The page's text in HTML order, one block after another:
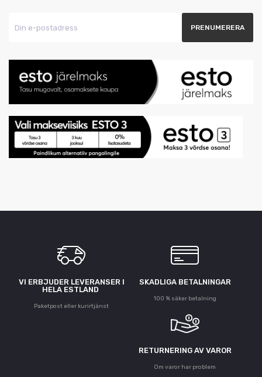
VI ERBJUDER LEVERANSER I
HELA ESTLAND
Paketpost eller kurirtjänst
SKADLIGA BETALNINGAR
100 % säker betalning
RETURNERING AV VAROR
Om varor har problem